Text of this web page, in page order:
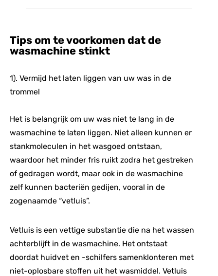
Tips om te voorkomen dat de
wasmachine stinkt
1). Vermijd het laten liggen van uw was in de
trommel
Het is belangrijk om uw was niet te lang in de
wasmachine te laten liggen. Niet alleen kunnen er
stankmoleculen in het wasgoed ontstaan,
waardoor het minder fris ruikt zodra het gestreken
of gedragen wordt, maar ook in de wasmachine
zelf kunnen bacteriën gedijen, vooral in de
zogenaamde “vetluis”.
Vetluis is een vettige substantie die na het wassen
achterblijft in de wasmachine. Het ontstaat
doordat huidvet en -schilfers samenklonteren met
niet-oplosbare stoffen uit het wasmiddel. Vetluis